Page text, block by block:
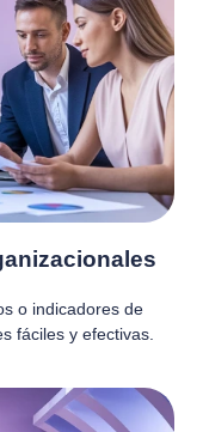
o indicadores de
fáciles y efectivas.